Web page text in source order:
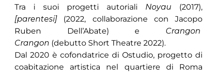
Tra i suoi progetti autoriali Noyau (2017),
[parentesi] (2022, collaborazione con Jacopo
Ruben Dell’Abate) e Crangon
Crangon (debutto Short Theatre 2022).
Dal 2020 è cofondatrice di Ostudio, progetto di
coabitazione artistica nel quartiere di Roma